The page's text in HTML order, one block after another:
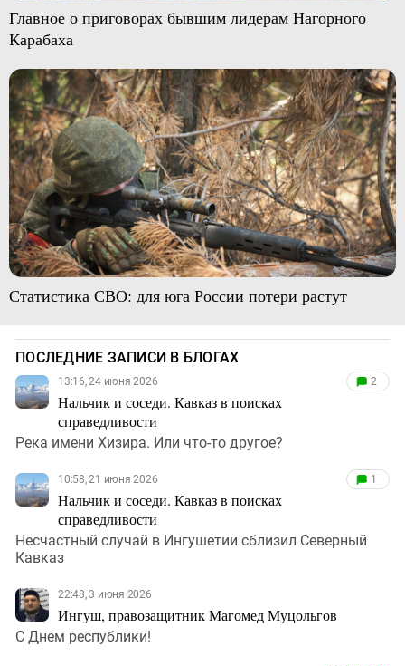
Главное о приговорах бывшим лидерам Нагорного
Карабаха
Статистика СВО: для юга России потери растут
ПОСЛЕДНИЕ ЗАПИСИ В БЛОГАХ
13:16, 24 июня 2026
Нальчик и соседи. Кавказ в поисках
справедливости
2
Река имени Хизира. Или что-то другое?
10:58, 21 июня 2026
Нальчик и соседи. Кавказ в поисках
справедливости
1
Несчастный случай в Ингушетии сблизил Северный
Кавказ
22:48, 3 июня 2026
Ингуш, правозащитник Магомед Муцольгов
С Днем республики!